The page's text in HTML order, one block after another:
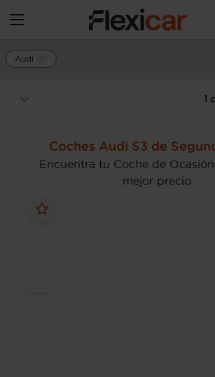
Audi
1
Coches Audi S3 de
Encuentra tu Coche de
mejor precio